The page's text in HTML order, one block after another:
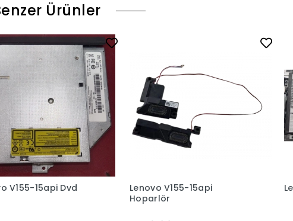
Ürünler
V155-15api Dvd
Lenovo V155-15api
Hoparlör